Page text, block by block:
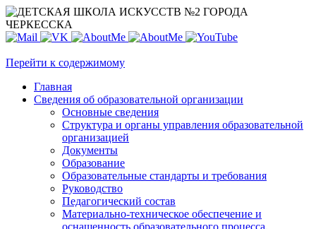
Перейти к содержимому
Главная
Сведения об образовательной организации
Основные сведения
Структура и органы управления образовательной
организацией
Документы
Образование
Образовательные стандарты и требования
Руководство
Педагогический состав
Материально-техническое обеспечение и
оснащенность образовательного процесса.